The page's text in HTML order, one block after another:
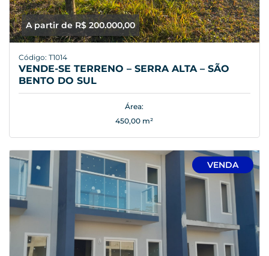
A partir de R$ 200.000,00
Código: T1014
VENDE-SE TERRENO – SERRA ALTA – SÃO
BENTO DO SUL
Área:
450,00 m²
VENDA